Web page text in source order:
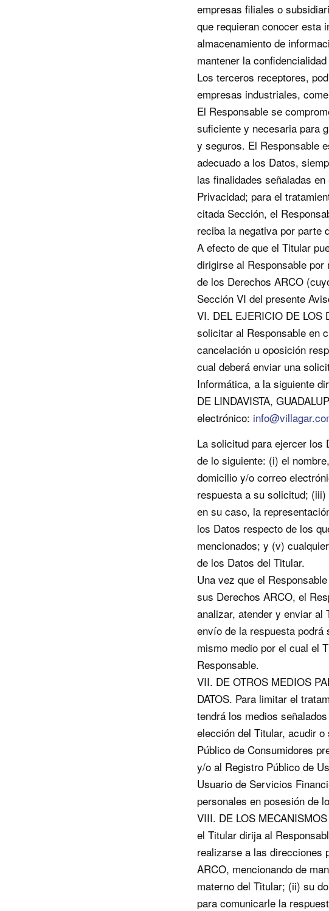
empresas filiales o
que requieran conocer esta
almacenamiento de
mantener la
Los terceros receptores,
empresas industriales,
El Responsable se
suficiente y necesaria para
y seguros. El Responsable
adecuado a los Datos,
las finalidades señaladas
Privacidad; para el
citada Sección, el
reciba la negativa por parte
A efecto de que el Titular
dirigirse al Responsable
de los Derechos ARCO
Sección VI del presente
VI. DEL EJERICIO DE LOS
solicitar al Responsable en
cancelación u oposición
cual deberá enviar una
Informática, a la siguiente
DE LINDAVISTA,
electrónico:
La solicitud para ejercer los
de lo siguiente: (i) el
domicilio y/o correo
respuesta a su solicitud;
en su caso, la
los Datos respecto de los
mencionados; y (v)
de los Datos del Titular.
Una vez que el
sus Derechos ARCO, el
analizar, atender y enviar al
envío de la respuesta podrá
mismo medio por el cual el
Responsable.
VII. DE OTROS MEDIOS
DATOS. Para limitar el
tendrá los medios
elección del Titular, acudir
Público de Consumidores
y/o al Registro Público de
Usuario de Servicios
personales en posesión de
VIII. DE LOS
el Titular dirija al
realizarse a las direcciones
ARCO, mencionando de
materno del Titular; (ii) su
para comunicarle la